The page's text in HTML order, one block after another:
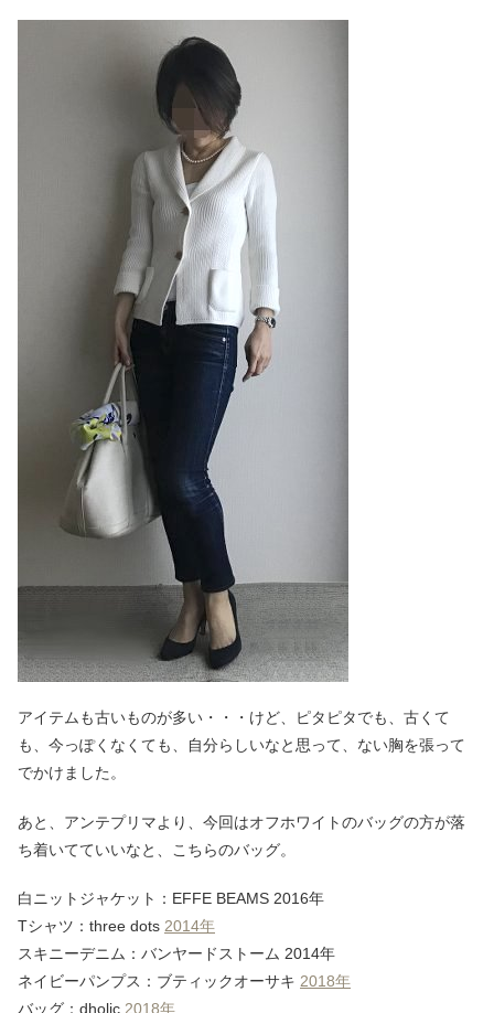
アイテムも古いものが多い・・・けど、ピタピタでも、古くて
も、今っぽくなくても、自分らしいなと思って、ない胸を張って
でかけました。
あと、アンテプリマより、今回はオフホワイトのバッグの方が落
ち着いてていいなと、こちらのバッグ。
白ニットジャケット：EFFE BEAMS 2016年
Tシャツ：three dots 2014年
スキニーデニム：バンヤードストーム 2014年
ネイビーパンプス：ブティックオーサキ 2018年
バッグ：dholic 2018年